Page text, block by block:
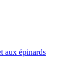
aux épinards